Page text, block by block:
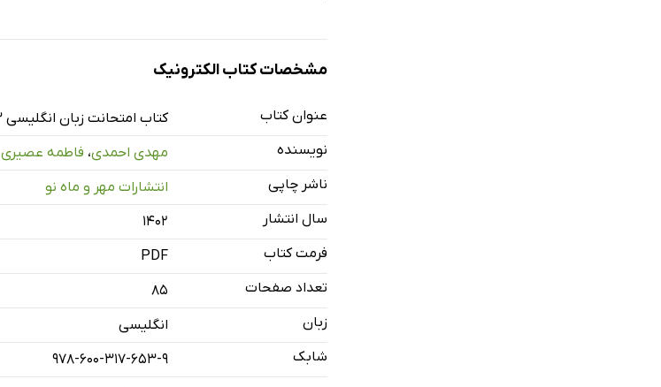
مشخصات کتاب الکترونیک
عنوان کتاب
کتاب امتحانت زبان انگلیسی 3 دوازدهم - همه رشته‌ها
نویسنده
مهدی احمدی، فاطمه عصیری
ناشر چاپی
انتشارات مهر و ماه نو
سال انتشار
۱۴۰۲
فرمت کتاب
PDF
تعداد صفحات
85
زبان
انگلیسی
شابک
978-600-317-653-9